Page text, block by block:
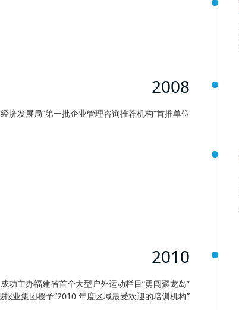
2008
济发展局“第一批企业管理咨询推荐机构”首推单位
2010
功主办福建省首个大型户外运动栏目“勇闯聚龙岛”
报业集团授予“2010 年度区域最受欢迎的培训机构”